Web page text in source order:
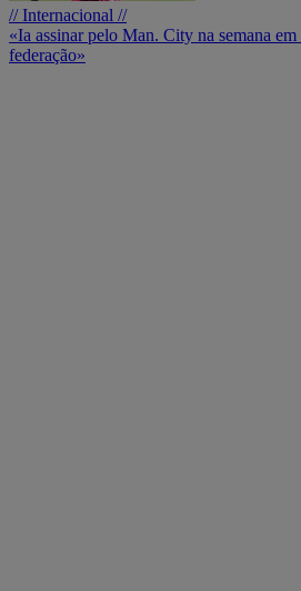
// Internacional //
«Ia assinar pelo Man. City na semana
federação»